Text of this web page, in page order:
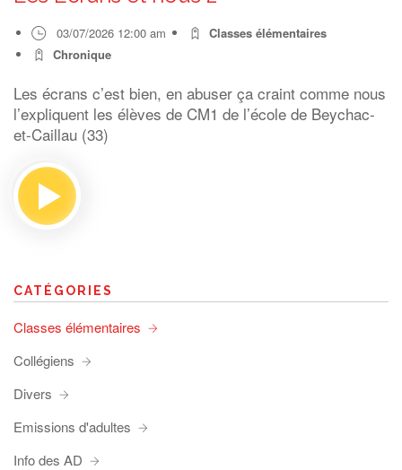
03/07/2026 12:00 am
Classes élémentaires
Chronique
Les écrans c’est bien, en abuser ça craint comme nous
l’expliquent les élèves de CM1 de l’école de Beychac-
et-Caillau (33)
CATÉGORIES
Classes élémentaires
Collégiens
Divers
Emissions d'adultes
Info des AD